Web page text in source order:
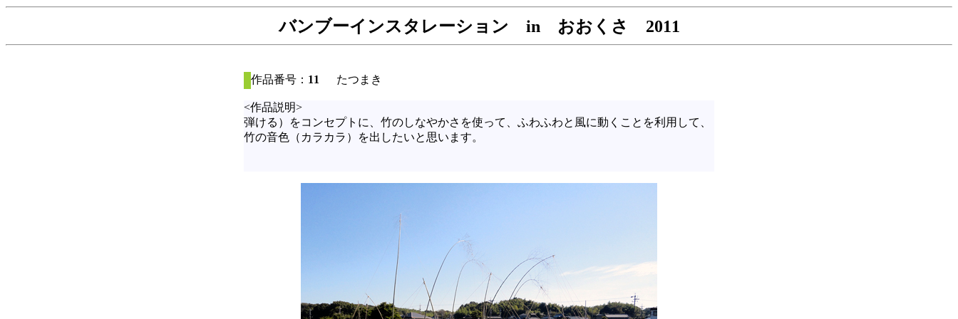
バンブーインスタレーション in おおくさ 2011
作品番号： 11 たつまき
<作品説明>
弾ける）をコンセプトに、竹のしなやかさを使って、ふわふわと風に動くことを利用して、
竹の音色（カラカラ）を出したいと思います。